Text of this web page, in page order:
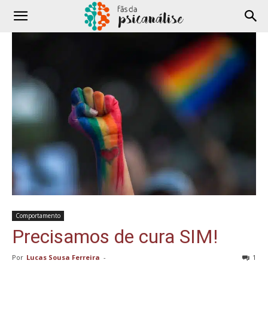
Comportamento
Precisamos de cura SIM!
Por Lucas Sousa Ferreira - 1